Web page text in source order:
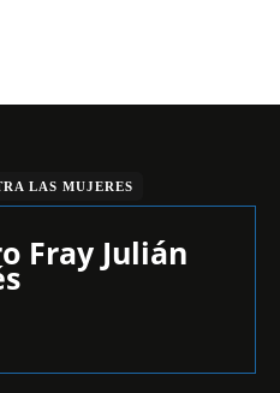
LAS MUJERES
Fray Julián